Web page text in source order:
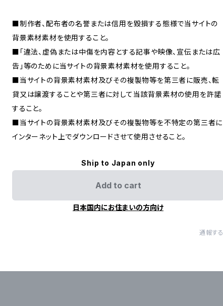
■制作者、配布者の名誉または信用を毀損する態様で当サイトの
背景素材素材を使用すること。
■「違法、虚偽または中傷を内容とする記事や映像、宣伝または広
告」等のために当サイトの背景素材素材を使用すること。
■当サイトの背景素材素材及びその複製物等を第三者に販売、転
貸又は譲渡することや第三者に対して当該背景素材の使用を許諾
すること。
■当サイトの背景素材素材及びその複製物等を不特定の第三者に
インターネット上でダウンロードさせて使用させること。
Ship to Japan only
Add to cart
日本国内にお住まいの方向け
通報する